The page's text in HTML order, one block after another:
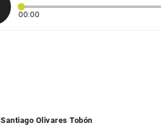
00:00
Santiago Olivares Tobón